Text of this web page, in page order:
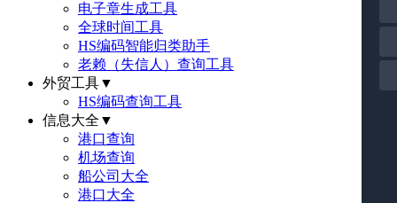
电子章生成工具
全球时间工具
HS编码智能归类助手
老赖（失信人）查询工具
外贸工具▼
HS编码查询工具
信息大全 ▼
港口查询
机场查询
船公司大全
港口大全